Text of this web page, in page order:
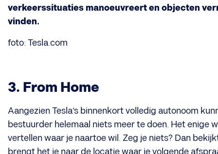
verkeerssituaties manoeuvreert en objecten
vinden.
foto: Tesla.com
3. From Home
Aangezien Tesla’s binnenkort volledig autonoom
bestuurder helemaal niets meer te doen. Het enige
vertellen waar je naartoe wil. Zeg je niets? Dan
brengt het je naar de locatie waar je volgende